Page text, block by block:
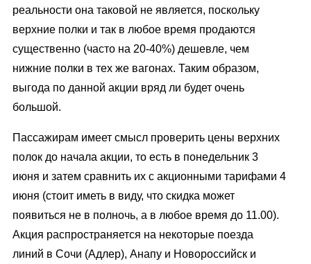
реальности она таковой не является, поскольку
верхние полки и так в любое время продаются
существенно (часто на 20-40%) дешевле, чем
нижние полки в тех же вагонах. Таким образом,
выгода по данной акции вряд ли будет очень
большой.
Пассажирам имеет смысл проверить цены верхних
полок до начала акции, то есть в понедельник 3
июня и затем сравнить их с акционными тарифами 4
июня (стоит иметь в виду, что скидка может
появиться не в полночь, а в любое время до 11.00).
Акция распространяется на некоторые поезда
линий в Сочи (Адлер), Анапу и Новороссийск и